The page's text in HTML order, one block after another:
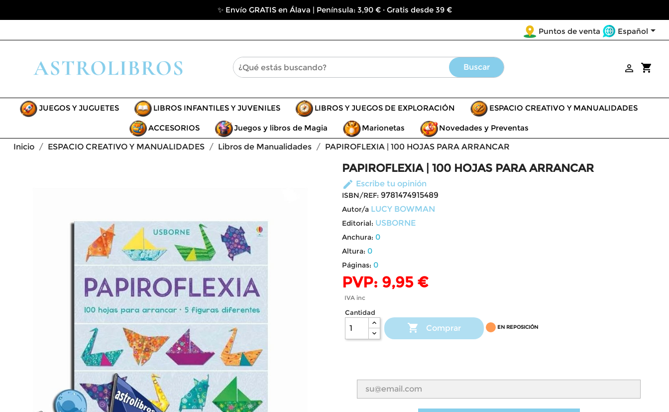
✨ Envío GRATIS en Álava | Península: 3,90 € · Gratis desde 39 €
Puntos de venta Español
Buscar shopping_cart

JUEGOS Y JUGUETES LIBROS INFANTILES Y JUVENILES LIBROS Y JUEGOS DE EXPLORACIÓN ESPACIO CREATIVO Y MANUALIDADES
ACCESORIOS Juegos y libros de Magia Marionetas
Novedades y Preventas
Inicio
ESPACIO CREATIVO Y MANUALIDADES Libros de Manualidades PAPIROFLEXIA | 100 HOJAS PARA ARRANCAR
PAPIROFLEXIA | 100 HOJAS PARA ARRANCAR
edit Escribe tu opinión
ISBN/REF: 9781474915489
Autor/a LUCY BOWMAN
Editorial: USBORNE
Anchura: 0
Altura: 0
Páginas: 0
PVP: 9,95 €
IVA inc
Cantidad
 Comprar EN REPOSICIÓN